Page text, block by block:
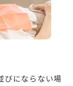
びにならない場